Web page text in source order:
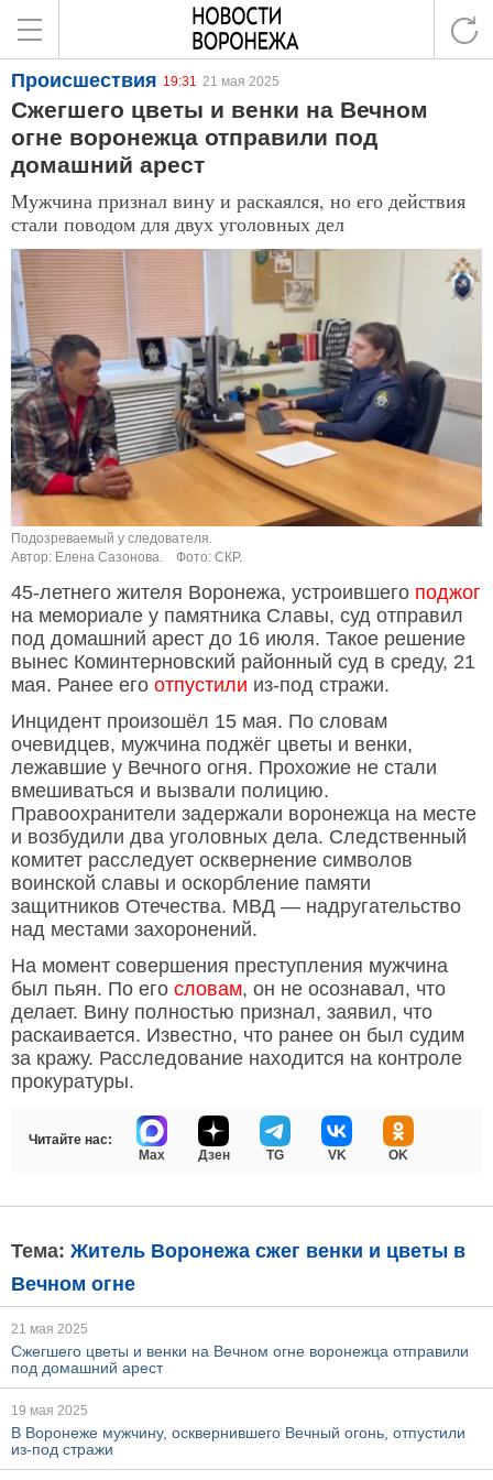
Происшествия 19:31 21 мая 2025
Сжегшего цветы и венки на Вечном
огне воронежца отправили под
домашний арест
Мужчина признал вину и раскаялся, но его действия
стали поводом для двух уголовных дел
Подозреваемый у следователя.
Автор: Елена Сазонова.
Фото: СКР.
45-летнего жителя Воронежа, устроившего поджог
на мемориале у памятника Славы, суд отправил
под домашний арест до 16 июля. Такое решение
вынес Коминтерновский районный суд в среду, 21
мая. Ранее его отпустили из-под стражи.
Инцидент произошёл 15 мая. По словам
очевидцев, мужчина поджёг цветы и венки,
лежавшие у Вечного огня. Прохожие не стали
вмешиваться и вызвали полицию.
Правоохранители задержали воронежца на месте
и возбудили два уголовных дела. Следственный
комитет расследует осквернение символов
воинской славы и оскорбление памяти
защитников Отечества. МВД — надругательство
над местами захоронений.
На момент совершения преступления мужчина
был пьян. По его словам, он не осознавал, что
делает. Вину полностью признал, заявил, что
раскаивается. Известно, что ранее он был судим
за кражу. Расследование находится на контроле
прокуратуры.
Читайте нас:
Max
Дзен TG VK OK
Тема: Житель Воронежа сжег венки и цветы в
Вечном огне
21 мая 2025
Сжегшего цветы и венки на Вечном огне воронежца отправили
под домашний арест
19 мая 2025
В Воронеже мужчину, осквернившего Вечный огонь, отпустили
из-под стражи